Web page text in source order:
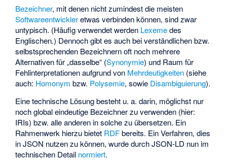
Bezeichner, mit denen nicht zumindest die meisten
Softwareentwickleretwas verbinden können, sind zwar
untypisch. (Häufig verwendet werden Lexemedes
Englischen.) Dennoch gibt es auch bei verständlichen bzw.
selbstsprechenden Bezeichnern oft noch mehrere
Alternativen für „dasselbe“ (Synonymie) und Raum für
Fehlinterpretationen aufgrund von Mehrdeutigkeiten (siehe
auch: Homonym bzw. Polysemie, sowie Disambiguierung).
Eine technische Lösung besteht u. a. darin, möglichst nur
noch global eindeutige Bezeichner zu verwenden (hier:
IRIs) bzw. alle anderen in solche zu übersetzen. Ein
Rahmenwerk hierzu bietet RDFbereits. Ein Verfahren, dies
in JSON nutzen zu können, wurde durch JSON-LD nun im
technischen Detail normiert.